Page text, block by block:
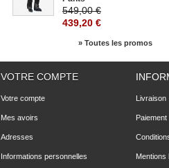
549,00 €
439,20 €
» Toutes les promos
VOTRE COMPTE
Votre compte
Mes avoirs
Adresses
Informations personnelles
Livraison
Mentions